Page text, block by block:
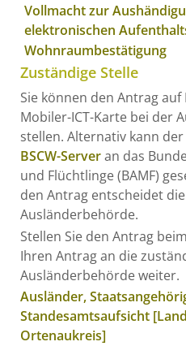
Vollmacht zur
elektronischen
Wohnraumbestätigung
Zuständige Stelle
Sie können den Antrag
Mobiler-ICT-Karte bei der
stellen. Alternativ kann
BSCW-Serveran das
und Flüchtlinge (BAMF)
den Antrag entscheidet
Ausländerbehörde.
Stellen Sie den Antrag
Ihren Antrag an die
Ausländerbehörde weiter.
Ausländer,
Standesamtsaufsicht
Ortenaukreis]